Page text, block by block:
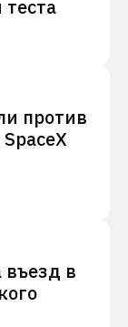
против
въезд в